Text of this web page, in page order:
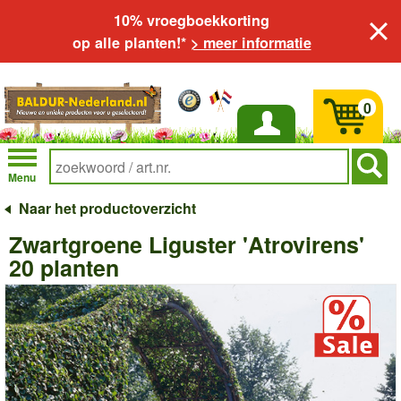
10% vroegboekkorting
op alle planten!* > meer informatie
Inloggen
Menu
0
Naar het productoverzicht
Zwartgroene Liguster 'Atrovirens'
20 planten